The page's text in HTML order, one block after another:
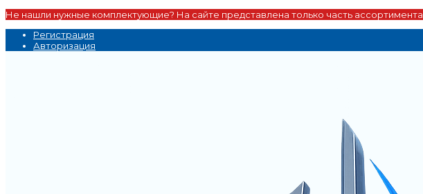
Не нашли нужные комплектующие? На сайте представлена только часть ассортимента.
Регистрация
Авторизация